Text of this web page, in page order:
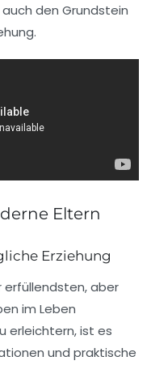
den Grundstein
.
Eltern
Erziehung
erfüllendsten, aber
im Leben
erleichtern, ist es
und praktische